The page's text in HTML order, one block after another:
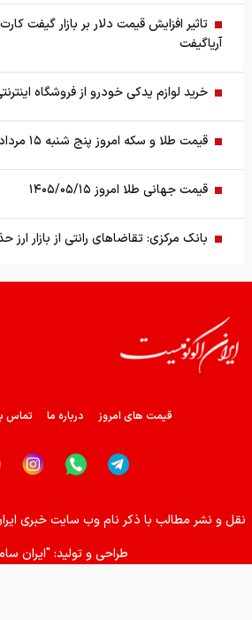
تاثیر افزایش قیمت دلار بر بازار گیفت
آریاگیفت
خرید لوازم یدکی خودرو از فروشگاه
قیمت طلا و سکه امروز پنج شنبه ۱۵ مرداد ۱۴۰۵
قیمت جهانی طلا امروز ۱۴۰۵/۰۵/۱۵
بانک مرکزی: تقاضا‌های رانتی از بازار
کالابرگ سه دهک مشمول شارژ شد
هشدار تخلیه برای ساکنان شهرک
تمام قدرت علیه حزب الله اقدام خواهیم کرد
راهنمای جامع انتخاب و خرید مانتو آنلاین در
کنید
کمک ۱.۴ میلیارد یورویی اتحادیه اروپا به اوکراین از اموال روسیه
قیمت های امروز درباره ما تماس
نقل و نشر مطالب با ذکر نام وب سایت خبری
طراحی و تولید:"ایران